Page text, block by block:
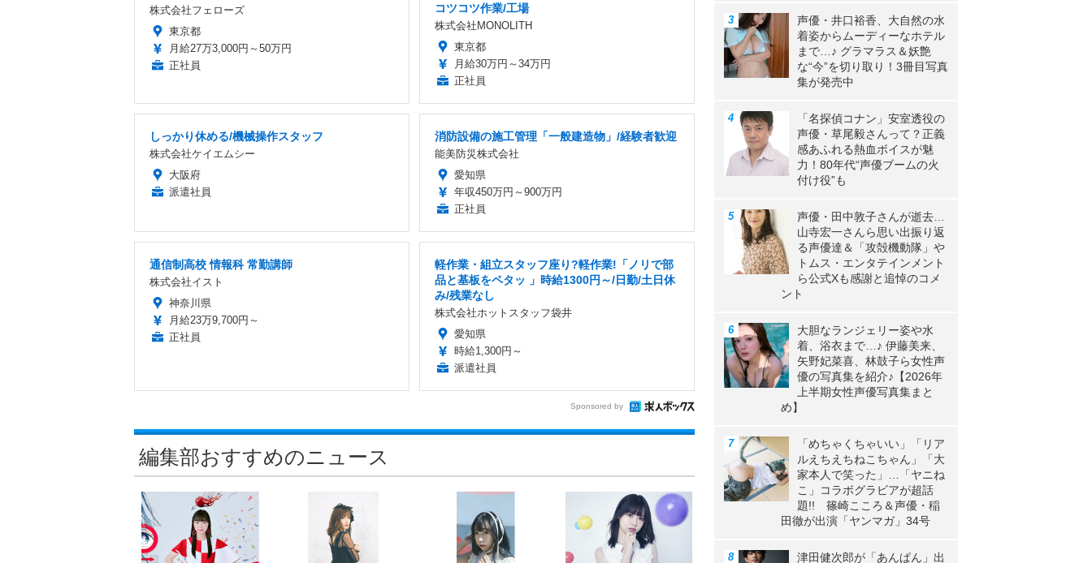
株式会社フェローズ
東京都
月給27万3,000円～50万円
正社員
コツコツ作業/工場
株式会社MONOLITH
東京都
月給30万円～34万円
正社員
しっかり休める/機械操作スタッフ
株式会社ケイエムシー
大阪府
派遣社員
消防設備の施工管理「一般建造物」/経験者歓迎
能美防災株式会社
愛知県
年収450万円～900万円
正社員
通信制高校 情報科 常勤講師
株式会社イスト
神奈川県
月給23万9,700円～
正社員
軽作業・組立スタッフ座り?軽作業!「ノリで部
品と基板をペタッ 」時給1300円～/日勤/土日休
み/残業なし
株式会社ホットスタッフ袋井
愛知県
時給1,300円～
派遣社員
Sponsored by
編集部おすすめのニュース
声優・井口裕香、大自然の水
着姿からムーディーなホテル
まで…♪ グラマラス＆妖艶
な“今”を切り取り！3冊目写真
集が発売中
「名探偵コナン」安室透役の
声優・草尾毅さんって？正義
感あふれる熱血ボイスが魅
力！80年代“声優ブームの火
付け役”も
声優・田中敦子さんが逝去…
山寺宏一さんら思い出振り返
る声優達＆「攻殻機動隊」や
トムス・エンタテインメント
ら公式Xも感謝と追悼のコメ
ント
大胆なランジェリー姿や水
着、浴衣まで…♪ 伊藤美来、
矢野妃菜喜、林鼓子ら女性声
優の写真集を紹介♪【2026年
上半期女性声優写真集まと
め】
「めちゃくちゃいい」「リア
ルえちえちねこちゃん」「大
家本人で笑った」…「ヤニね
こ」コラボグラビアが超話
題!! 篠崎こころ＆声優・稲
田徹が出演「ヤンマガ」34号
津田健次郎が「あんぱん」出